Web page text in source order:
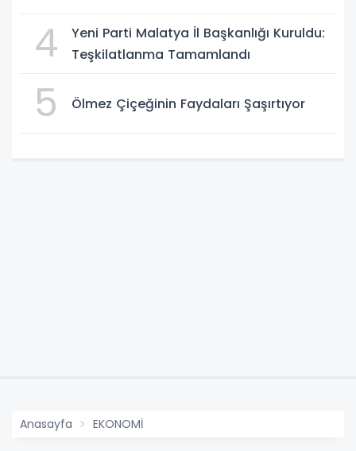
4
Yeni Parti Malatya İl Başkanlığı Kuruldu:
Teşkilatlanma Tamamlandı
5 Ölmez Çiçeğinin Faydaları Şaşırtıyor
Anasayfa EKONOMİ